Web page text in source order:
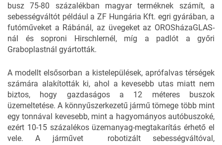
busz 75-80 százalékban magyar terméknek számít, a
sebességváltót például a ZF Hungária Kft. egri gyárában, a
futóműveket a Rábánál, az üvegeket az OROSházaGLAS-
nál és soproni Hirschlernél, míg a padlót a győri
Graboplastnál gyártották.
A modellt elsősorban a kistelepülések, aprófalvas térségek
számára alakították ki, ahol a kevesebb utas miatt nem
biztos, hogy gazdaságos a 12 méteres buszok
üzemeltetése. A könnyűszerkezetű jármű tömege több mint
egy tonnával kevesebb, mint a hagyományos autóbuszoké,
ezért 10-15 százalékos üzemanyag-megtakarítás érhető el
vele. A járművet robotizált sebességváltóval,